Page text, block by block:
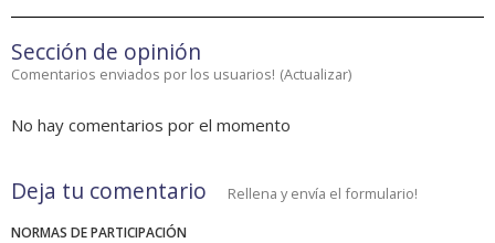
Sección de opinión
Comentarios enviados por los usuarios! (Actualizar)
No hay comentarios por el momento
Deja tu comentario Rellena y envía el formulario!
NORMAS DE PARTICIPACIÓN